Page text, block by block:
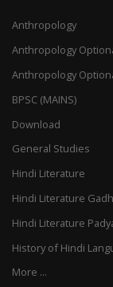
Anthropology
Anthropology
Anthropology
BPSC (MAINS)
Download
General Studies
Hindi Literature
Hindi Literature
Hindi Literature
History of Hindi
More ...